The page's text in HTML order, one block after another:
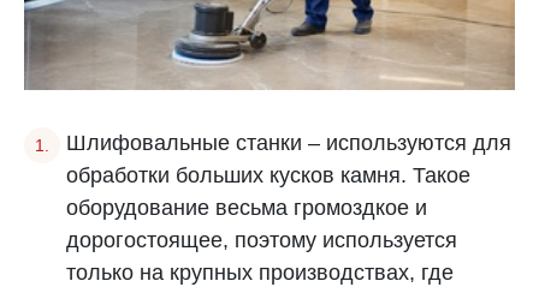
Шлифовальные станки – используются для
обработки больших кусков камня. Такое
оборудование весьма громоздкое и
дорогостоящее, поэтому используется
только на крупных производствах, где